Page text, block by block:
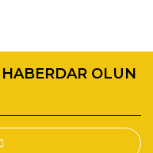
öneri formunu
OLUN